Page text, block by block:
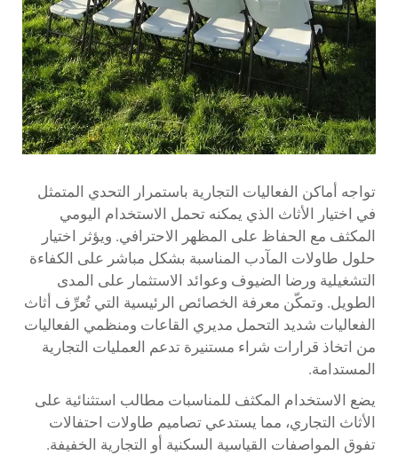
تواجه أماكن الفعاليات التجارية باستمرار التحدي المتمثل
في اختيار الأثاث الذي يمكنه تحمل الاستخدام اليومي
المكثف مع الحفاظ على المظهر الاحترافي. ويؤثر اختيار
حلول طاولات المآدب المناسبة بشكل مباشر على الكفاءة
التشغيلية ورضا الضيوف وعوائد الاستثمار على المدى
الطويل. وتمكّن معرفة الخصائص الرئيسية التي تُعرِّف أثاث
الفعاليات شديد التحمل مديري القاعات ومنظمي الفعاليات
من اتخاذ قرارات شراء مستنيرة تدعم العمليات التجارية
المستدامة.
يضع الاستخدام المكثف للمناسبات مطالب استثنائية على
الأثاث التجاري، مما يستدعي تصاميم طاولات احتفالات
تفوق المواصفات القياسية السكنية أو التجارية الخفيفة.